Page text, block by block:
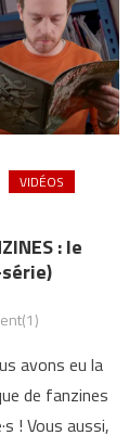
VIDÉOS
: le
avons eu la
de fanzines
! Vous aussi,